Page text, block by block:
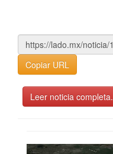
Copiar URL
Leer noticia completa.